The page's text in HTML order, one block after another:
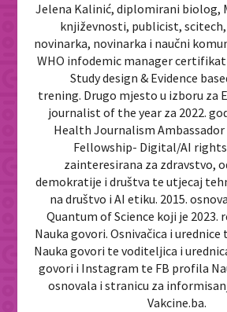
Jelena Kalinić, diplomirani biolog,
književnosti, publicist,
novinarka, novinarka i naučni
WHO infodemic manager
Study design & Evidence
trening. Drugo mjesto u izboru za
journalist of the year za 2022.
Health Journalism Ambassador
Fellowship- Digital/AI
zainteresirana za zdravstvo,
demokratije i društva te utjecaj
na društvo i AI etiku. 2015.
Quantum of Science koji je 2023.
Nauka govori. Osnivačica i
Nauka govori te voditeljica i
govori i Instagram te FB profila
osnovala i stranicu za
Vakcine.ba.